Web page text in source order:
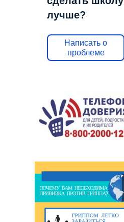
лучше?
Написать о
проблеме